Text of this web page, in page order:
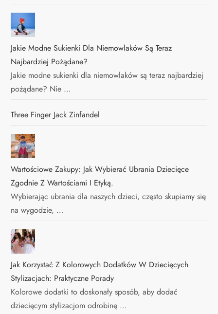
Jakie Modne Sukienki Dla Niemowlaków Są Teraz
Najbardziej Pożądane?
Jakie modne sukienki dla niemowlaków są teraz najbardziej
pożądane? Nie …
Three Finger Jack Zinfandel
Wartościowe Zakupy: Jak Wybierać Ubrania Dziecięce
Zgodnie Z Wartościami I Etyką.
Wybierając ubrania dla naszych dzieci, często skupiamy się
na wygodzie, …
Jak Korzystać Z Kolorowych Dodatków W Dziecięcych
Stylizacjach: Praktyczne Porady
Kolorowe dodatki to doskonały sposób, aby dodać
dziecięcym stylizacjom odrobinę …